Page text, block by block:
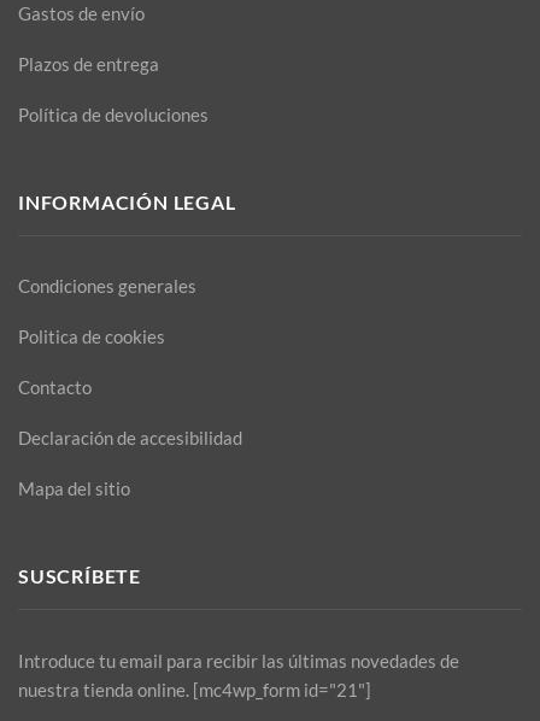
Gastos de envío
Plazos de entrega
Política de devoluciones
INFORMACIÓN LEGAL
Condiciones generales
Politica de cookies
Contacto
Declaración de accesibilidad
Mapa del sitio
SUSCRÍBETE
Introduce tu email para recibir las últimas novedades de
nuestra tienda online. [mc4wp_form id="21"]